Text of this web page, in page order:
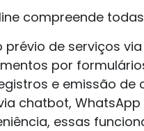
compreende
prévio de serviços
por
e emissão de
chatbot,
essas